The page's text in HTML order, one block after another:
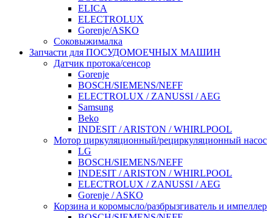
ELICA
ELECTROLUX
Gorenje/ASKO
Соковыжималка
Запчасти для ПОСУДОМОЕЧНЫХ МАШИН
Датчик протока/сенсор
Gorenje
BOSCH/SIEMENS/NEFF
ELECTROLUX / ZANUSSI / AEG
Samsung
Beko
INDESIT / ARISTON / WHIRLPOOL
Мотор циркуляционный/рециркуляционный насос
LG
BOSCH/SIEMENS/NEFF
INDESIT / ARISTON / WHIRLPOOL
ELECTROLUX / ZANUSSI / AEG
Gorenje / ASKO
Корзина и коромысло/разбрызгиватель и импеллер